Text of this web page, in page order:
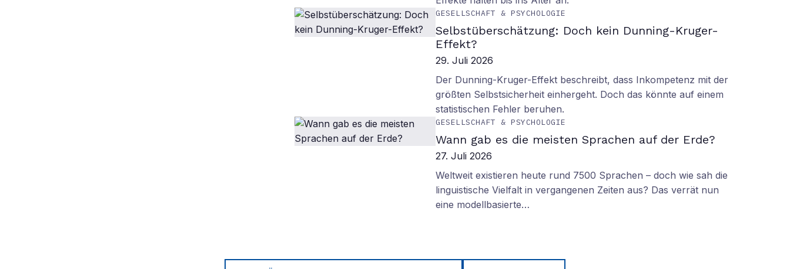
GESELLSCHAFT & PSYCHOLOGIE
Selbstüberschätzung: Doch kein Dunning-Kruger-
Effekt?
29. Juli 2026
Der Dunning-Kruger-Effekt beschreibt, dass Inkompetenz mit der
größten Selbstsicherheit einhergeht. Doch das könnte auf einem
statistischen Fehler beruhen.
GESELLSCHAFT & PSYCHOLOGIE
Wann gab es die meisten Sprachen auf der Erde?
27. Juli 2026
Weltweit existieren heute rund 7500 Sprachen – doch wie sah die
linguistische Vielfalt in vergangenen Zeiten aus? Das verrät nun
eine modellbasierte…